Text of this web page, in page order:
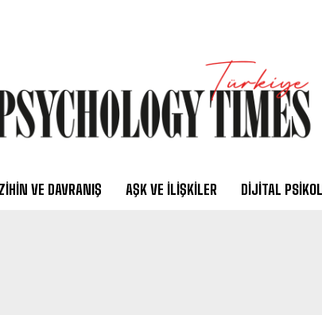
ZIHIN VE DAVRANIŞ AŞK VE İLIŞKILER DIJITAL